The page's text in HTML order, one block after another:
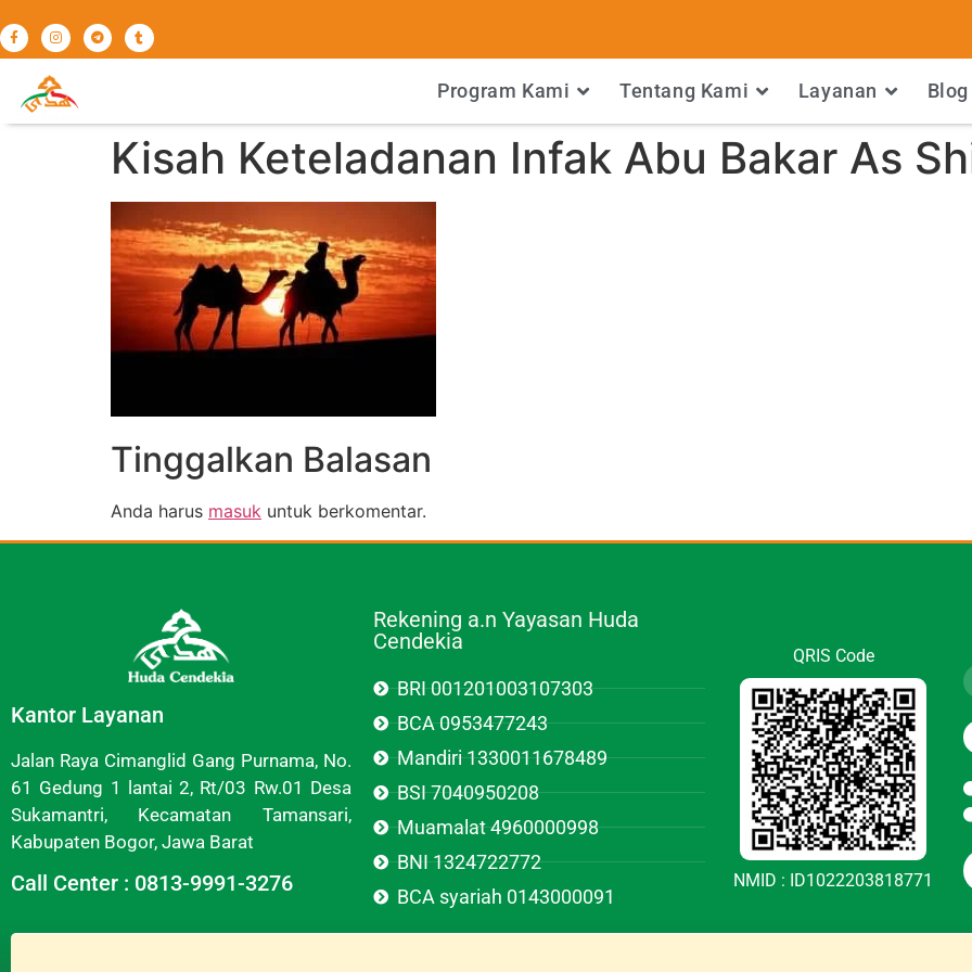
Program Kami Tentang Kami Layanan Blog
Kisah Keteladanan Infak Abu Bakar As
Tinggalkan Balasan
Anda harus masuk untuk berkomentar.
Kantor Layanan
Jalan Raya Cimanglid Gang Purnama, No.
61 Gedung 1 lantai 2, Rt/03 Rw.01 Desa
Sukamantri, Kecamatan Tamansari,
Kabupaten Bogor, Jawa Barat
Call Center : 0813-9991-3276
Rekening a.n Yayasan Huda
Cendekia
BRI 001201003107303
BCA 0953477243
Mandiri 1330011678489
BSI 7040950208
Muamalat 4960000998
BNI 1324722772
BCA syariah 0143000091
QRIS Code
NMID : ID1022203818771